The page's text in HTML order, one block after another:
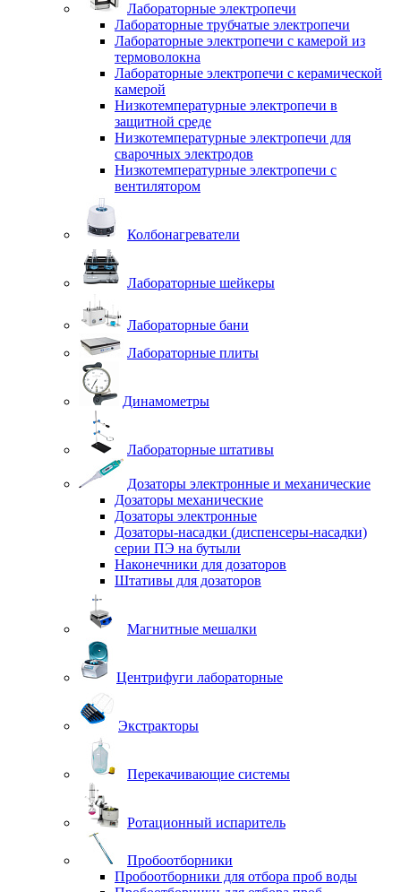
Лабораторные электропечи
Лабораторные трубчатые электропечи
Лабораторные электропечи с камерой из
термоволокна
Лабораторные электропечи с керамической
камерой
Низкотемпературные электропечи в
защитной среде
Низкотемпературные электропечи для
cварочных электродов
Низкотемпературные электропечи с
вентилятором
Колбонагреватели
Лабораторные шейкеры
Лабораторные бани
Лабораторные плиты
Динамометры
Лабораторные штативы
Дозаторы электронные и механические
Дозаторы механические
Дозаторы электронные
Дозаторы-насадки (диспенсеры-насадки)
серии ПЭ на бутыли
Наконечники для дозаторов
Штативы для дозаторов
Магнитные мешалки
Центрифуги лабораторные
Экстракторы
Перекачивающие системы
Ротационный испаритель
Пробоотборники
Пробоотборники для отбора проб воды